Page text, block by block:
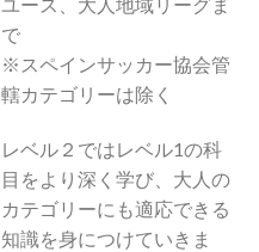
で
※スペインサッカー協会管
轄カテゴリーは除く
レベル２ではレベル1の科
目をより深く学び、大人の
カテゴリーにも適応できる
知識を身につけていきま